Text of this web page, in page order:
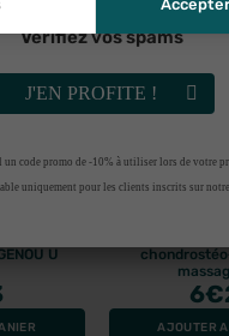
U
6
AJOUTER
Vérifiez vos spams
J'EN PROFITE !
un code promo de -10% à utiliser lors de votre
uniquement pour les clients inscrits sur